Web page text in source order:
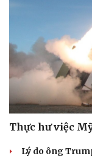
Thực hư việc
Lý do ông